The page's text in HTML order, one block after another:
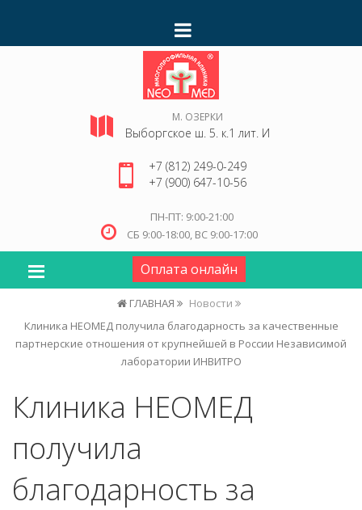
М. ОЗЕРКИ
Выборгское ш. 5. к.1 лит. И
+7 (812) 249-0-249
+7 (900) 647-10-56
ПН-ПТ: 9:00-21:00
СБ 9:00-18:00, ВС 9:00-17:00
Оплата онлайн
ГЛАВНАЯ
Новости
Клиника НЕОМЕД получила благодарность за качественные
партнерские отношения от крупнейшей в России Независимой
лаборатории ИНВИТРО
Клиника НЕОМЕД
получила
благодарность за